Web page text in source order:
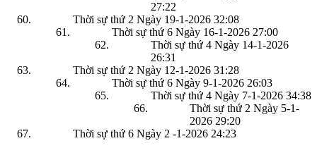
27:22
Thời sự thứ 2 Ngày 19-1-2026 32:08
Thời sự thứ 6 Ngày 16-1-2026 27:00
Thời sự thứ 4 Ngày 14-1-2026
26:31
Thời sự thứ 2 Ngày 12-1-2026 31:28
Thời sự thứ 6 Ngày 9-1-2026 26:03
Thời sự thứ 4 Ngày 7-1-2026 34:38
Thời sự thứ 2 Ngày 5-1-
2026 29:20
Thời sự thứ 6 Ngày 2 -1-2026 24:23